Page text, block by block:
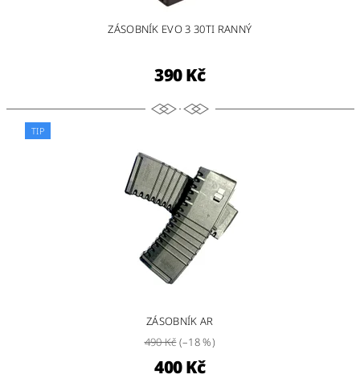
ZÁSOBNÍK EVO 3 30TI RANNÝ
390 Kč
TIP
ZÁSOBNÍK AR
490 Kč(–18 %)
400 Kč